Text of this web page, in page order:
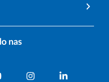
nas